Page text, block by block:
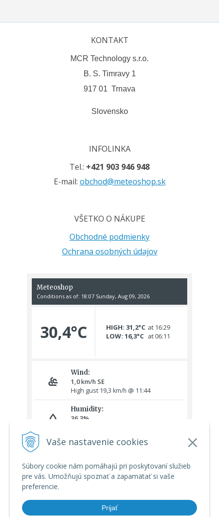
Vaše nastavenie cookies
Súbory cookie nám pomáhajú pri poskytovaní služieb
pre vás. Umožňujú spoznať a zapamätať si vaše
preferencie.
Prijať
KONTAKT
MCR Technology s.r.o.
B. S. Timravy 1
917 01 Trnava
Slovensko
INFOLINKA
Tel.: +421 903 946 948
E-mail: obchod@meteoshop.sk
VŠETKO O NÁKUPE
Obchodné podmienky
Ochrana osobných údajov